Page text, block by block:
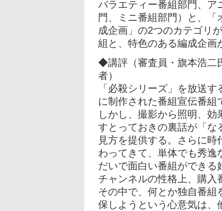
バラエティー番組部門、ア
門、ミニ番組部門）と、「
成企画」の2つのカテゴリ
組と、特色のある編成企画
◆講評（審査員・旗本浩二
者）
「必殺シリーズ」を放送
に制作された番組宣伝番組
しかし、撮影から照明、
すとっておきの裏話が「な
見方を提供する。さらに
わってきて、単体でも秀逸
だいで面白い番組ができる
チャンネルの性格上、購入
その中で、何とか独自番組
保しようという心意気は、